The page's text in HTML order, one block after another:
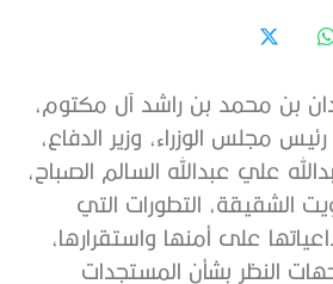
بن محمد بن راشد آل مكتوم،
مجلس الوزراء، وزير الدفاع،
علي عبدالله السالم الصباح،
الشقيقة، التطورات التي
على أمنها واستقرارها،
النظر بشأن المستجدات